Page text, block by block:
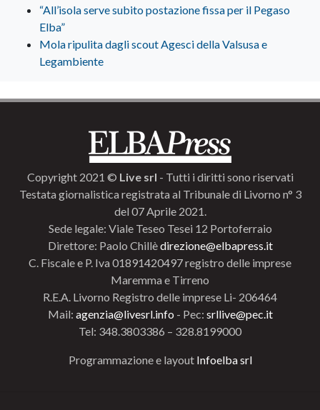
“All’isola serve subito postazione fissa per il Pegaso
Elba”
Mola ripulita dagli scout Agesci della Valsusa e
Legambiente
Copyright 2021 © Live srl - Tutti i diritti sono riservati
Testata giornalistica registrata al Tribunale di Livorno n° 3
del 07 Aprile 2021.
Sede legale: Viale Teseo Tesei 12 Portoferraio
Direttore: Paolo Chillèdirezione@elbapress.it
C. Fiscale e P. Iva 01891420497 registro delle imprese
Maremma e Tirreno
R.E.A. Livorno Registro delle imprese Li- 206464
Mail: agenzia@livesrl.info - Pec: srllive@pec.it
Tel: 348.3803386 – 328.8199000
Programmazione e layout Infoelba srl